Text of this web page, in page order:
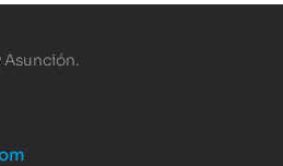
Asunción.